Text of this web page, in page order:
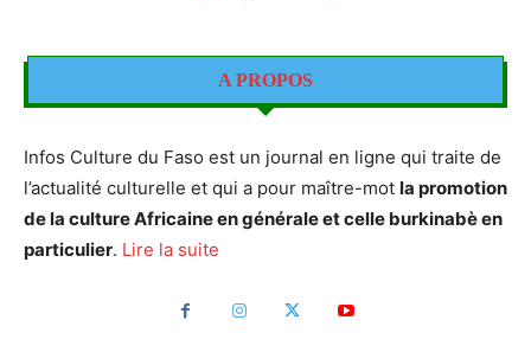
A PROPOS
Infos Culture du Faso est un journal en ligne qui traite de
l’actualité culturelle et qui a pour maître-mot la promotion
de la culture Africaine en générale et celle burkinabè en
particulier. Lire la suite